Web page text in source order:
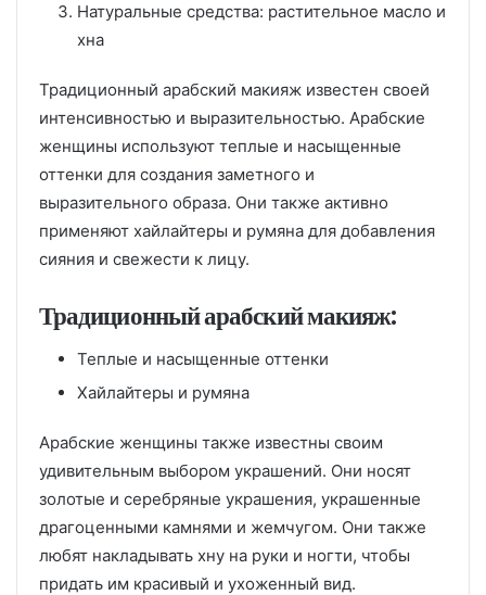
Натуральные средства: растительное масло и
хна
Традиционный арабский макияж известен своей
интенсивностью и выразительностью. Арабские
женщины используют теплые и насыщенные
оттенки для создания заметного и
выразительного образа. Они также активно
применяют хайлайтеры и румяна для добавления
сияния и свежести к лицу.
Традиционный арабский макияж:
Теплые и насыщенные оттенки
Хайлайтеры и румяна
Арабские женщины также известны своим
удивительным выбором украшений. Они носят
золотые и серебряные украшения, украшенные
драгоценными камнями и жемчугом. Они также
любят накладывать хну на руки и ногти, чтобы
придать им красивый и ухоженный вид.